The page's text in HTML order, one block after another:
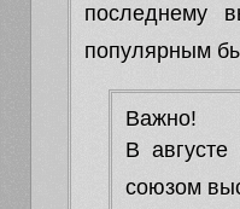
последнему
популярным
Важно!
В
союзом